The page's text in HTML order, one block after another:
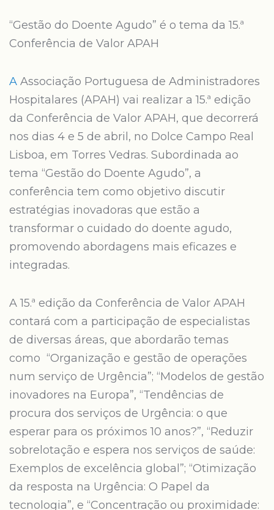
“Gestão do Doente Agudo” é o tema da 15.ª
Conferência de Valor APAH
A Associação Portuguesa de Administradores
Hospitalares (APAH) vai realizar a 15.ª edição
da Conferência de Valor APAH, que decorrerá
nos dias 4 e 5 de abril, no Dolce Campo Real
Lisboa, em Torres Vedras. Subordinada ao
tema “Gestão do Doente Agudo”, a
conferência tem como objetivo discutir
estratégias inovadoras que estão a
transformar o cuidado do doente agudo,
promovendo abordagens mais eficazes e
integradas.
A 15.ª edição da Conferência de Valor APAH
contará com a participação de especialistas
de diversas áreas, que abordarão temas
como “Organização e gestão de operações
num serviço de Urgência”; “Modelos de gestão
inovadores na Europa”, “Tendências de
procura dos serviços de Urgência: o que
esperar para os próximos 10 anos?”, “Reduzir
sobrelotação e espera nos serviços de saúde:
Exemplos de excelência global”; “Otimização
da resposta na Urgência: O Papel da
tecnologia”, e “Concentração ou proximidade: